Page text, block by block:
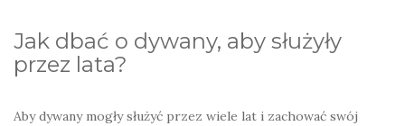
Jak dbać o dywany, aby służyły
przez lata?
Aby dywany mogły służyć przez wiele lat i zachować swój